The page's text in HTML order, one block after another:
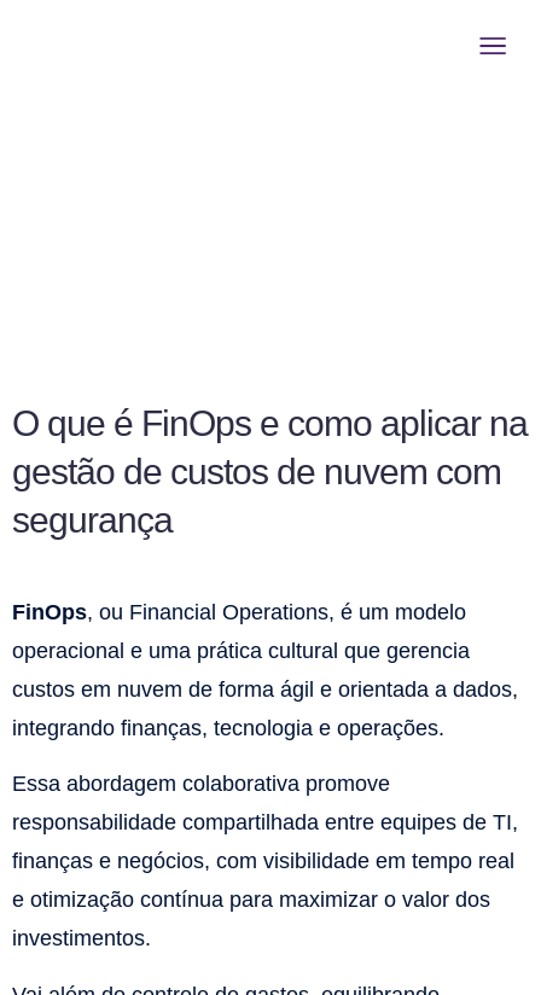
O que é FinOps e como aplicar na
gestão de custos de nuvem com
segurança
FinOps, ou Financial Operations, é um modelo
operacional e uma prática cultural que gerencia
custos em nuvem de forma ágil e orientada a dados,
integrando finanças, tecnologia e operações.
Essa abordagem colaborativa promove
responsabilidade compartilhada entre equipes de TI,
finanças e negócios, com visibilidade em tempo real
e otimização contínua para maximizar o valor dos
investimentos.​